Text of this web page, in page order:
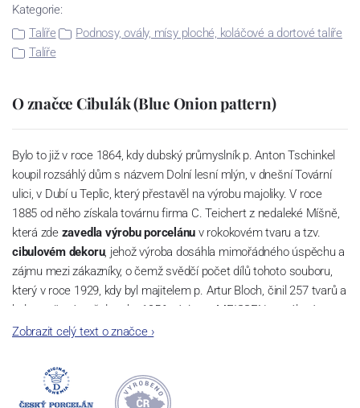
Kategorie:
Talíře
Podnosy, ovály, mísy ploché, koláčové a dortové talíře
Talíře
O značce Cibulák (Blue Onion pattern)
Bylo to již v roce 1864, kdy dubský průmyslník p. Anton Tschinkel
koupil rozsáhlý dům s názvem Dolní lesní mlýn, v dnešní Tovární
ulici, v Dubí u Teplic, který přestavěl na výrobu majoliky. V roce
1885 od něho získala továrnu firma C. Teichert z nedaleké Míšně,
která zde zavedla výrobu porcelánu v rokokovém tvaru a tzv.
cibulovém dekoru, jehož výroba dosáhla mimořádného úspěchu a
zájmu mezi zákazníky, o čemž svědčí počet dílů tohoto souboru,
který v roce 1929, kdy byl majitelem p. Artur Bloch, činil 257 tvarů a
byl označován až do roku 1956 nápisem MEISSEN v oválovém
rámečku.
počet jeho dílů v cibulovém provedení je 850 tvarů. Tyto výrobky
jsou garantovány Asociací sklářského a keramického průmyslu
Zobrazit celý text o značce›